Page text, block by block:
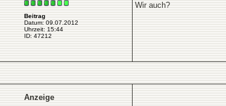
Beitrag
Datum: 09.07.2012
Uhrzeit: 15:44
ID: 47212
Wir auch?
Anzeige